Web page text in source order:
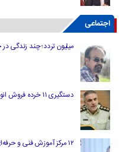
اجتماعی
میلیون تردد؛ چند زندگی
دستگیری ۱۱ خرده فروش انواع مواد مخدر در خرم آباد
۱۲ مرکز آموزش فنی و حرفه‌ای لرستان تجهیز و ساماندهی شد